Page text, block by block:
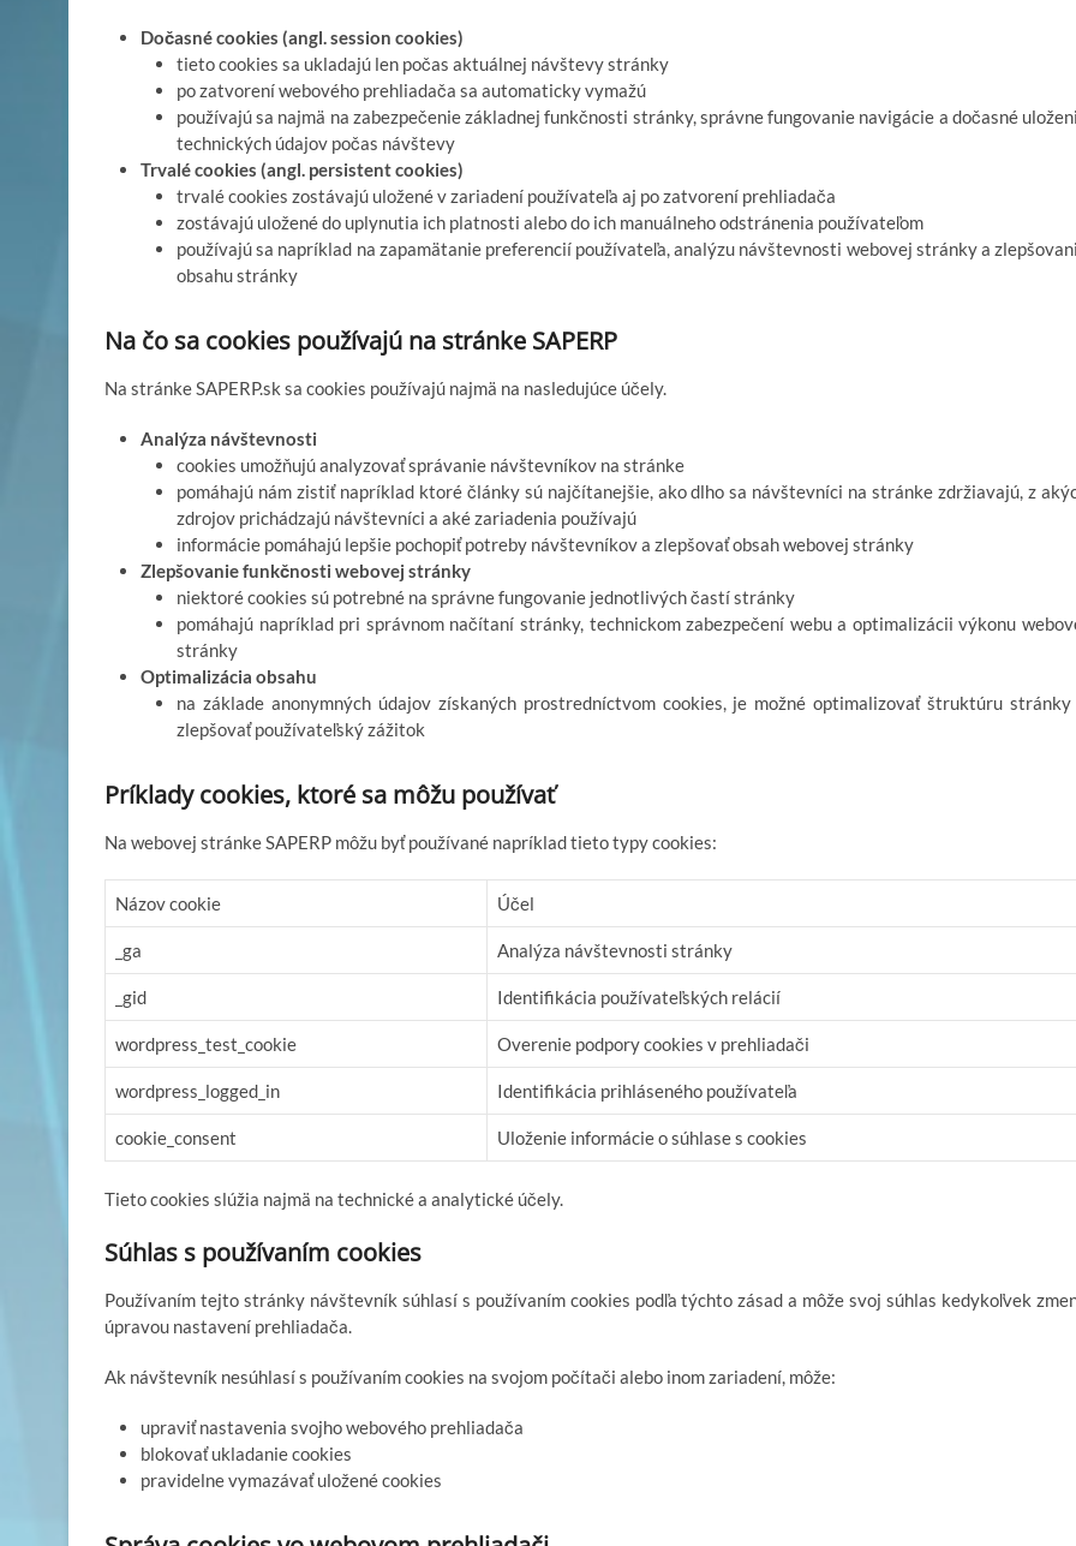
Dočasné cookies (angl. session cookies)
tieto cookies sa ukladajú len počas aktuálnej návštevy stránky
po zatvorení webového prehliadača sa automaticky vymažú
používajú sa najmä na zabezpečenie základnej funkčnosti stránky, správne fungovanie navigácie a dočasné
technických údajov počas návštevy
Trvalé cookies (angl. persistent cookies)
trvalé cookies zostávajú uložené v zariadení používateľa aj po zatvorení prehliadača
zostávajú uložené do uplynutia ich platnosti alebo do ich manuálneho odstránenia používateľom
používajú sa napríklad na zapamätanie preferencií používateľa, analýzu návštevnosti webovej stránky a
obsahu stránky
Na čo sa cookies používajú na stránke SAPERP
Na stránke SAPERP.sk sa cookies používajú najmä na nasledujúce účely.
Analýza návštevnosti
cookies umožňujú analyzovať správanie návštevníkov na stránke
pomáhajú nám zistiť napríklad ktoré články sú najčítanejšie, ako dlho sa návštevníci na stránke zdržiavajú, z
zdrojov prichádzajú návštevníci a aké zariadenia používajú
informácie pomáhajú lepšie pochopiť potreby návštevníkov a zlepšovať obsah webovej stránky
Zlepšovanie funkčnosti webovej stránky
niektoré cookies sú potrebné na správne fungovanie jednotlivých častí stránky
pomáhajú napríklad pri správnom načítaní stránky, technickom zabezpečení webu a optimalizácii výkonu
stránky
Optimalizácia obsahu
na základe anonymných údajov získaných prostredníctvom cookies, je možné optimalizovať štruktúru
zlepšovať používateľský zážitok
Príklady cookies, ktoré sa môžu používať
Na webovej stránke SAPERP môžu byť používané napríklad tieto typy cookies:
Názov cookie Účel
_ga Analýza návštevnosti stránky
_gid Identifikácia používateľských relácií
wordpress_test_cookie Overenie podpory cookies v prehliadači
wordpress_logged_in Identifikácia prihláseného používateľa
cookie_consent Uloženie informácie o súhlase s cookies
Tieto cookies slúžia najmä na technické a analytické účely.
Súhlas s používaním cookies
Používaním tejto stránky návštevník súhlasí s používaním cookies podľa týchto zásad a môže svoj súhlas kedykoľvek
úpravou nastavení prehliadača.
Ak návštevník nesúhlasí s používaním cookies na svojom počítači alebo inom zariadení, môže:
upraviť nastavenia svojho webového prehliadača
blokovať ukladanie cookies
pravidelne vymazávať uložené cookies